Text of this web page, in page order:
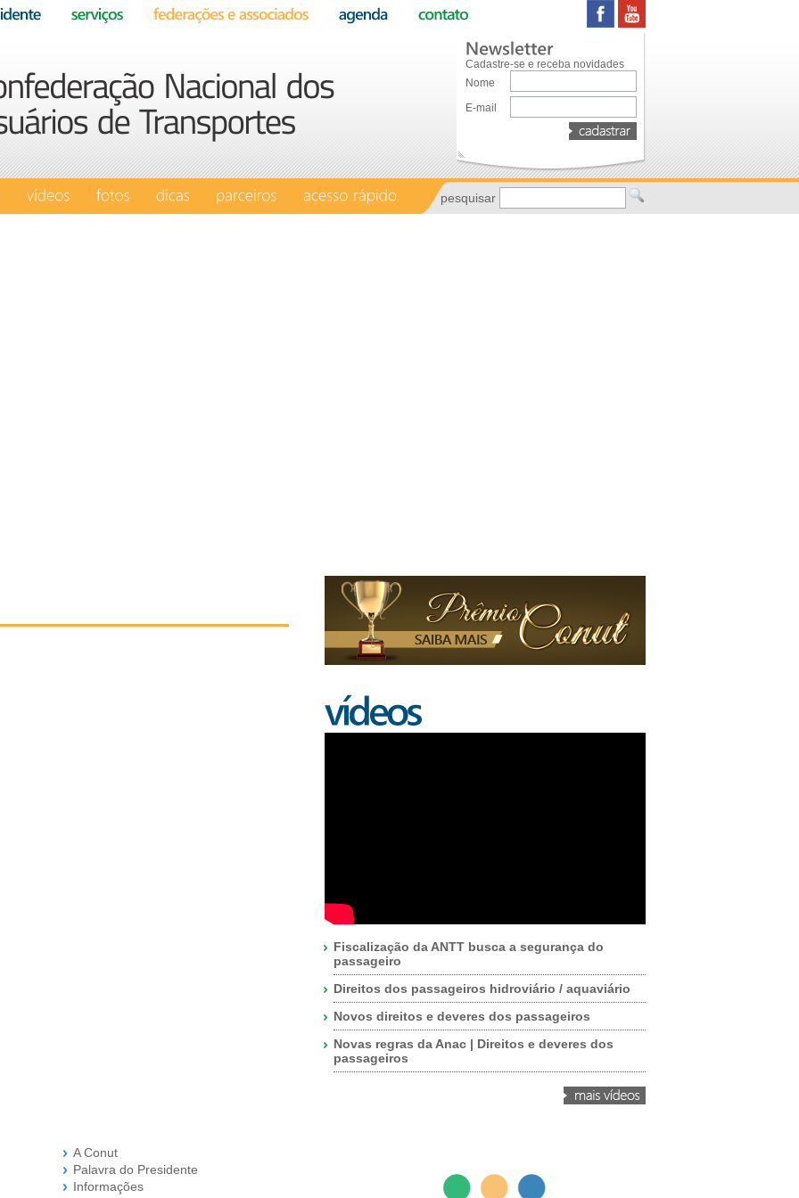
Cadastre-se e receba novidades
Nome
E-mail
pesquisar
Fiscalização da ANTT busca a segurança do
passageiro
Direitos dos passageiros hidroviário / aquaviário
Novos direitos e deveres dos passageiros
Novas regras da Anac | Direitos e deveres dos
passageiros
A Conut
Palavra do Presidente
Informações